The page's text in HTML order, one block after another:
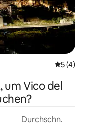
5 (4)
um Vico del
Durchschn.